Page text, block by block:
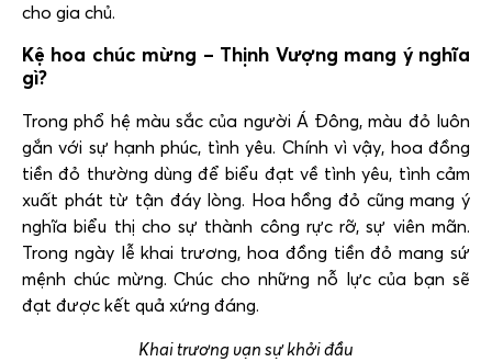
cho gia chủ.
Kệ hoa chúc mừng – Thịnh Vượng mang ý nghĩa
gì?
Trong phổ hệ màu sắc của người Á Đông, màu đỏ luôn
gắn với sự hạnh phúc, tình yêu. Chính vì vậy, hoa đồng
tiền đỏ thường dùng để biểu đạt về tình yêu, tình cảm
xuất phát từ tận đáy lòng. Hoa hồng đỏ cũng mang ý
nghĩa biểu thị cho sự thành công rực rỡ, sự viên mãn.
Trong ngày lễ khai trương, hoa đồng tiền đỏ mang sứ
mệnh chúc mừng. Chúc cho những nỗ lực của bạn sẽ
đạt được kết quả xứng đáng.
Khai trương vạn sự khởi đầu